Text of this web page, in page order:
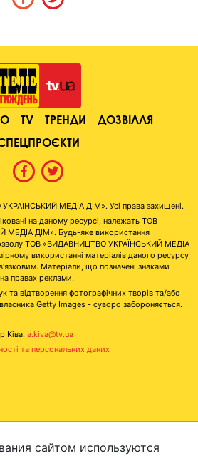
TV ТРЕНДИ
ДОЗВІЛЛЯ
МЕДІА ДІМ». Усі права захищені.
на даному ресурсі, належать ТОВ
ДІМ». Будь-яке використання
ТОВ «ВИДАВНИЦТВО УКРАЇНСЬКИЙ МЕДІА
використанні матеріалів даного ресурсу
Матеріали, що позначені знаками
правах реклами.
та відтворення фотографічних творів та/або
Getty Images - суворо забороняється.
Ківа: a.kiva@tv.ua
та персональних даних
сайтом используются